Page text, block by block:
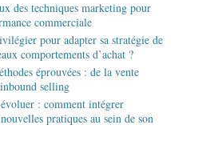
des techniques marketing pour
commerciale
pour adapter sa stratégie de
comportements d’achat ?
éprouvées : de la vente
selling
: comment intégrer
pratiques au sein de son